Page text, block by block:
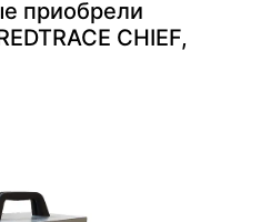
приобрели
CHIEF,